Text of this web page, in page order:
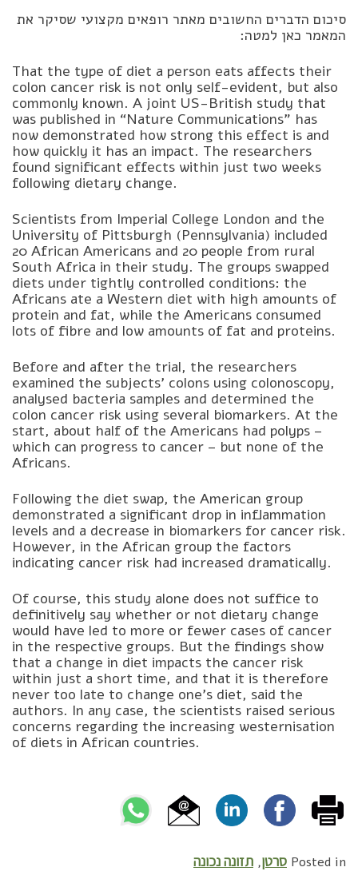
סיכום הדברים החשובים מאתר רופאים מקצועי שסיקר את
המאמר כאן למטה:
That the type of diet a person eats affects their
colon cancer risk is not only self-evident, but also
commonly known. A joint US-British study that
was published in “Nature Communications” has
now demonstrated how strong this effect is and
how quickly it has an impact. The researchers
found significant effects within just two weeks
following dietary change.
Scientists from Imperial College London and the
University of Pittsburgh (Pennsylvania) included
20 African Americans and 20 people from rural
South Africa in their study. The groups swapped
diets under tightly controlled conditions: the
Africans ate a Western diet with high amounts of
protein and fat, while the Americans consumed
lots of fibre and low amounts of fat and proteins.
Before and after the trial, the researchers
examined the subjects’ colons using colonoscopy,
analysed bacteria samples and determined the
colon cancer risk using several biomarkers. At the
start, about half of the Americans had polyps –
which can progress to cancer – but none of the
Africans.
Following the diet swap, the American group
demonstrated a significant drop in inflammation
levels and a decrease in biomarkers for cancer risk.
However, in the African group the factors
indicating cancer risk had increased dramatically.
Of course, this study alone does not suffice to
definitively say whether or not dietary change
would have led to more or fewer cases of cancer
in the respective groups. But the findings show
that a change in diet impacts the cancer risk
within just a short time, and that it is therefore
never too late to change one’s diet, said the
authors. In any case, the scientists raised serious
concerns regarding the increasing westernisation
of diets in African countries.
Posted in סרטן, תזונה נכונה